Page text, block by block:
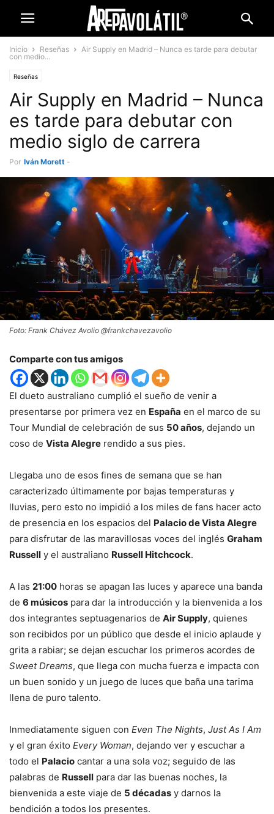
Inicio Reseñas
Air Supply en Madrid – Nunca es tarde para debutar
con medio...
Reseñas
Air Supply en Madrid – Nunca
es tarde para debutar con
medio siglo de carrera
Por Iván Morett -
Foto: Frank Chávez Avolio @frankchavezavolio
Comparte con tus amigos
El dueto australiano cumplió el sueño de venir a
presentarse por primera vez en España en el marco de su
Tour Mundial de celebración de sus 50 años, dejando un
coso de Vista Alegre rendido a sus pies.
Llegaba uno de esos fines de semana que se han
caracterizado últimamente por bajas temperaturas y
lluvias, pero esto no impidió a los miles de fans hacer acto
de presencia en los espacios del Palacio de Vista Alegre
para disfrutar de las maravillosas voces del inglés Graham
Russell y el australiano Russell Hitchcock.
A las 21:00 horas se apagan las luces y aparece una banda
de 6 músicos para dar la introducción y la bienvenida a los
dos integrantes septuagenarios de Air Supply, quienes
son recibidos por un público que desde el inicio aplaude y
grita a rabiar; se dejan escuchar los primeros acordes de
Sweet Dreams, que llega con mucha fuerza e impacta con
un buen sonido y un juego de luces que baña una tarima
llena de puro talento.
Inmediatamente siguen con Even The Nights, Just As I Am
y el gran éxito Every Woman, dejando ver y escuchar a
todo el Palacio cantar a una sola voz; seguido de las
palabras de Russell para dar las buenas noches, la
bienvenida a este viaje de 5 décadas y darnos la
bendición a todos los presentes.